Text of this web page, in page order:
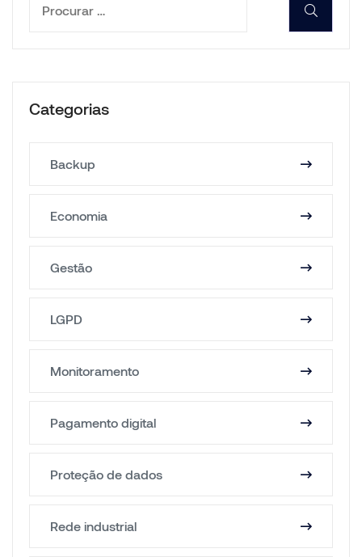
Categorias
Backup
Economia
Gestão
LGPD
Monitoramento
Pagamento digital
Proteção de dados
Rede industrial